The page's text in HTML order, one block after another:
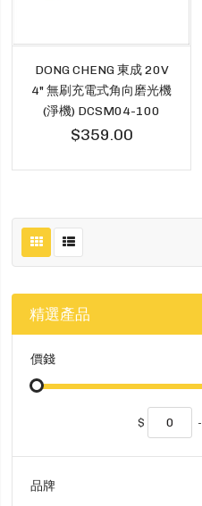
DONG CHENG 東成 20V
4" 無刷充電式角向磨光機
(淨機) DCSM04-100
$359.00
精選產品
價錢
$ -
品牌